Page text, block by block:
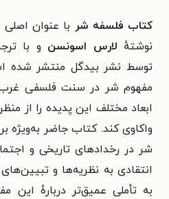
کتاب فلسفه شر با عنوان اصلی
نوشتهٔ لارس اسونسن و با
توسط نشر بیدگل منتشر شده
مفهوم شر در سنت فلسفی غرب
ابعاد مختلف این پدیده را از
واکاوی کند. کتاب جاضر
شر در رخدادهای تاریخی و
انتقادی به نظریه‌ها و تبیین‌های
به تأملی عمیق‌تر دربارهٔ